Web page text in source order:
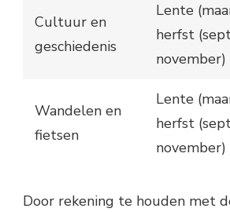
Cultuur en
geschiedenis
Lente
herfst
november)
Wandelen en
fietsen
Lente
herfst
november)
Door rekening te houden met